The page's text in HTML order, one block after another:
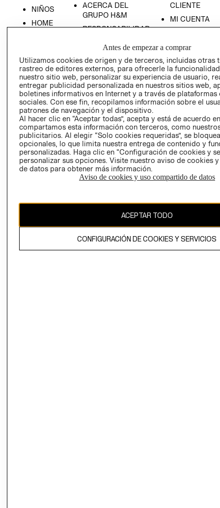
NIÑOS
HOME
ACERCA DEL
GRUPO H&M
RESPONSABILIDAD
PRENSA
RELACIÓN CON
INVERSIONISTAS
POLÍTICA
EMPRESARIAL
CLIENTE
MI CUENTA
- RETIRO EN
TIENDA
TÉRMINOS Y
CONDICIONES
PRIVACIDAD
GIFT CARD
AVISO DE
COOKIES
Uruguay ($U)
Antes de empezar a comprar
Utilizamos cookies de origen y de terceros, incluidas otras
rastreo de editores externos, para ofrecerle la
nuestro sitio web, personalizar su experiencia de usuario,
entregar publicidad personalizada en nuestros sitios web,
boletines informativos en Internet y a través de plataformas
sociales. Con ese fin, recopilamos información sobre el
patrones de navegación y el dispositivo.
Al hacer clic en “Aceptar todas”, acepta y está de acuerdo
compartamos esta información con terceros, como
publicitarios. Al elegir “Solo cookies requeridas”, se
opcionales, lo que limita nuestra entrega de contenido y
personalizadas. Haga clic en “Configuración de cookies y
personalizar sus opciones. Visite nuestro aviso de cookies
de datos para obtener más información.
Aviso de cookies y uso compartido de datos
ACEPTAR TODO
CONFIGURACIÓN DE COOKIES Y SERVICIOS